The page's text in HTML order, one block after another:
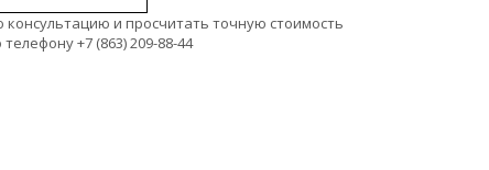
и просчитать точную стоимость
+7 (863) 209-88-44